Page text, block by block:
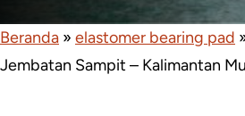
Beranda » elastomer bearing pad
Jembatan Sampit – Kalimantan